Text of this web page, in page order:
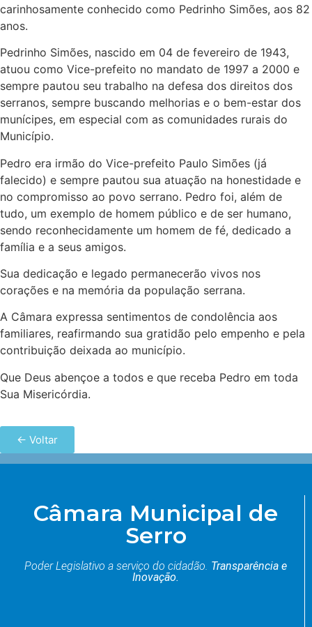
carinhosamente conhecido como Pedrinho Simões, aos 82
anos.
Pedrinho Simões, nascido em 04 de fevereiro de 1943,
atuou como Vice-prefeito no mandato de 1997 a 2000 e
sempre pautou seu trabalho na defesa dos direitos dos
serranos, sempre buscando melhorias e o bem-estar dos
munícipes, em especial com as comunidades rurais do
Município.
Pedro era irmão do Vice-prefeito Paulo Simões (já
falecido) e sempre pautou sua atuação na honestidade e
no compromisso ao povo serrano. Pedro foi, além de
tudo, um exemplo de homem público e de ser humano,
sendo reconhecidamente um homem de fé, dedicado a
família e a seus amigos.
Sua dedicação e legado permanecerão vivos nos
corações e na memória da população serrana.
A Câmara expressa sentimentos de condolência aos
familiares, reafirmando sua gratidão pelo empenho e pela
contribuição deixada ao município.
Que Deus abençoe a todos e que receba Pedro em toda
Sua Misericórdia.
← Voltar
Câmara Municipal de
Serro
Poder Legislativo a serviço do cidadão. Transparência e
Inovação.